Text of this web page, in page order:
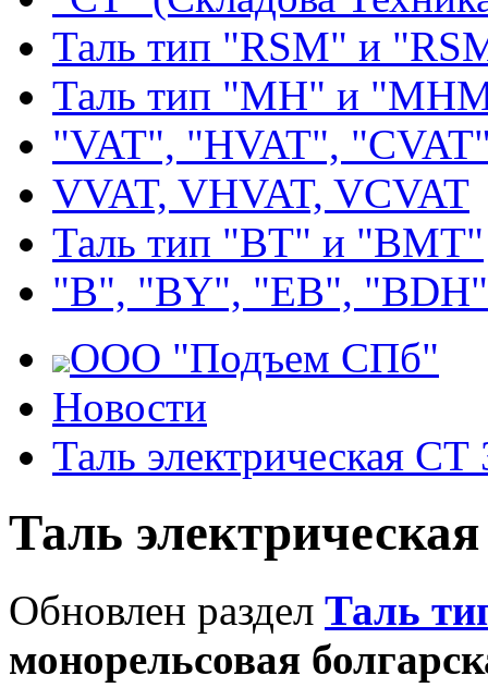
Таль тип "RSМ" и
Таль тип "MH" и
"VAT", "HVAT",
VVAT, VHVAT, VCVAT
Таль тип "BT" и "BMT"
"В", "BY", "EВ", "BDH"
ООО "Подъем СПб"
Новости
Таль электрическая СТ
Таль
Обновлен раздел Таль
монорельсовая